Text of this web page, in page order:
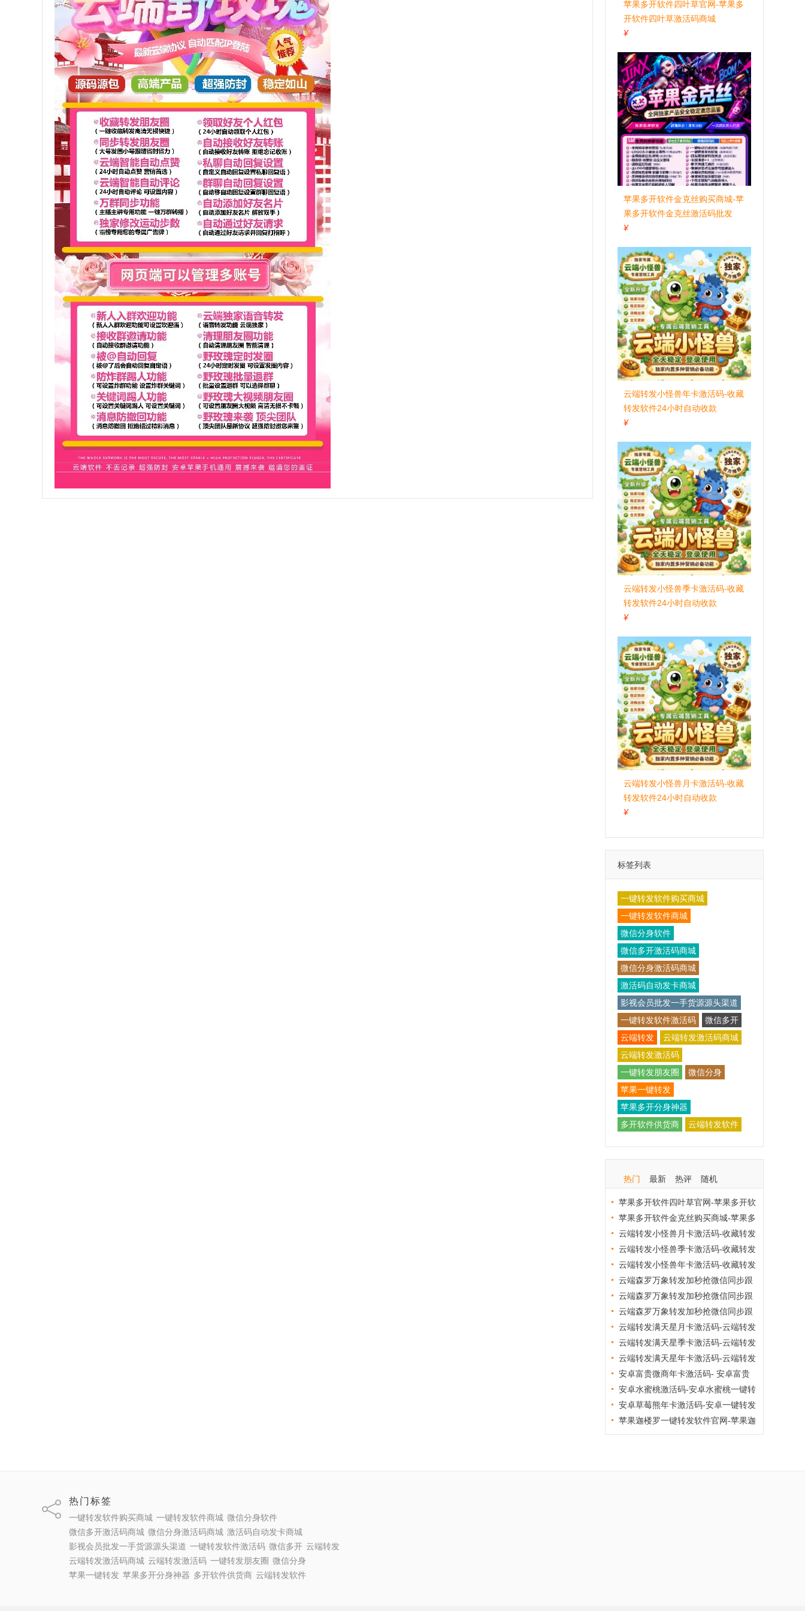
苹果多开软件四叶草官网-苹果多
开软件四叶草激活码商城
¥
苹果多开软件金克丝购买商城-苹
果多开软件金克丝激活码批发
¥
云端转发小怪兽年卡激活码-收藏
转发软件24小时自动收款
¥
云端转发小怪兽季卡激活码-收藏
转发软件24小时自动收款
¥
云端转发小怪兽月卡激活码-收藏
转发软件24小时自动收款
¥
标签列表
一键转发软件购买商城
一键转发软件商城
微信分身软件
微信多开激活码商城
微信分身激活码商城
激活码自动发卡商城
影视会员批发一手货源源头渠道
一键转发软件激活码
微信多开
云端转发
云端转发激活码商城
云端转发激活码
一键转发朋友圈
微信分身
苹果一键转发
苹果多开分身神器
多开软件供货商
云端转发软件
热门 最新 热评 随机
苹果多开软件四叶草官网-苹果多开软
件四叶草激活码商城
苹果多开软件金克丝购买商城-苹果多
开软件金克丝激活码批发
云端转发小怪兽月卡激活码-收藏转发
软件24小时自动收款
云端转发小怪兽季卡激活码-收藏转发
软件24小时自动收款
云端转发小怪兽年卡激活码-收藏转发
软件24小时自动收款
云端森罗万象转发加秒抢微信同步跟
随转发软件月卡_官方微信一键转发
云端森罗万象转发加秒抢微信同步跟
随转发软件季卡_官方微信一键转发
云端森罗万象转发加秒抢微信同步跟
随转发软件年卡_官方微信一键转发
云端转发满天星月卡激活码-云端转发
满天星官网
云端转发满天星季卡激活码-云端转发
满天星官网
云端转发满天星年卡激活码-云端转发
满天星官网
安卓富贵微商年卡激活码- 安卓富贵
微商一键转发软件激活码
安卓水蜜桃激活码-安卓水蜜桃一键转
发软件激活码商城
安卓草莓熊年卡激活码-安卓一键转发
软件商城
苹果迦楼罗一键转发软件官网-苹果迦
楼罗一键转发软件激活码
热门标签
一键转发软件购买商城 一键转发软件商城 微信分身软件
微信多开激活码商城 微信分身激活码商城 激活码自动发卡商城
影视会员批发一手货源源头渠道 一键转发软件激活码 微信多开 云端转发
云端转发激活码商城 云端转发激活码 一键转发朋友圈 微信分身
苹果一键转发 苹果多开分身神器 多开软件供货商 云端转发软件